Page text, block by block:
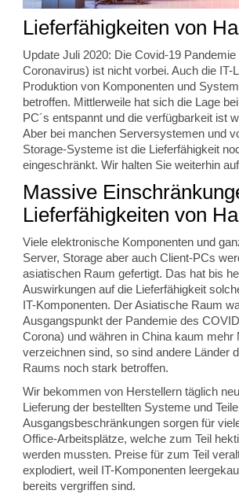
Lieferfähigkeiten von
Update Juli 2020: Die Covid-19 Pandemie
Coronavirus) ist nicht vorbei. Auch die IT-
Produktion von Komponenten und
betroffen. Mittlerweile hat sich die Lage
PC´s entspannt und die verfügbarkeit ist
Aber bei manchen Serversystemen und
Storage-Systeme ist die Lieferfähigkeit
eingeschränkt. Wir halten Sie weiterhin
Massive
Lieferfähigkeiten von
Viele elektronische Komponenten und
Server, Storage aber auch Client-PCs
asiatischen Raum gefertigt. Das hat bis
Auswirkungen auf die Lieferfähigkeit
IT-Komponenten. Der Asiatische Raum
Ausgangspunkt der Pandemie des
Corona) und währen in China kaum mehr
verzeichnen sind, so sind andere Länder
Raums noch stark betroffen.
Wir bekommen von Herstellern täglich
Lieferung der bestellten Systeme und
Ausgangsbeschränkungen sorgen für
Office-Arbeitsplätze, welche zum Teil
werden mussten. Preise für zum Teil
explodiert, weil IT-Komponenten
bereits vergriffen sind.